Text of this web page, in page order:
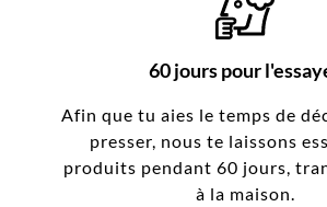
60 jours pour
Afin que tu aies le temps de
presser, nous te laissons
produits pendant 60 jours,
à la maison.